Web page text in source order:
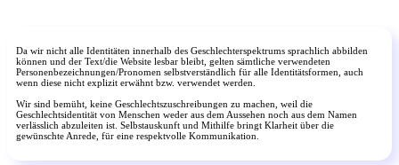
Da wir nicht alle Identitäten innerhalb des Geschlechterspektrums sprachlich abbilden
können und der Text/die Website lesbar bleibt, gelten sämtliche verwendeten
Personenbezeichnungen/Pronomen selbstverständlich für alle Identitätsformen, auch
wenn diese nicht explizit erwähnt bzw. verwendet werden.
Wir sind bemüht, keine Geschlechtszuschreibungen zu machen, weil die
Geschlechtsidentität von Menschen weder aus dem Aussehen noch aus dem Namen
verlässlich abzuleiten ist. Selbstauskunft und Mithilfe bringt Klarheit über die
gewünschte Anrede, für eine respektvolle Kommunikation.